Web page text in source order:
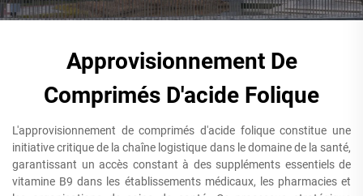
Approvisionnement De
Comprimés D'acide Folique
L'approvisionnement de comprimés d'acide folique constitue une
initiative critique de la chaîne logistique dans le domaine de la santé,
garantissant un accès constant à des suppléments essentiels de
vitamine B9 dans les établissements médicaux, les pharmacies et